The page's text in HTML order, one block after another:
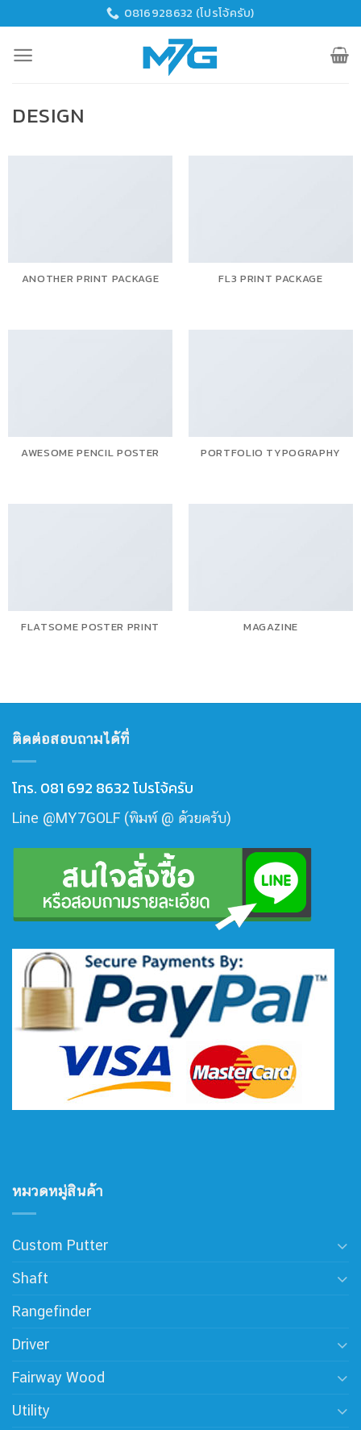
content
0816928632 (โปรโจ้ครับ)
DESIGN
ANOTHER PRINT PACKAGE FL3 PRINT PACKAGE
AWESOME PENCIL POSTER PORTFOLIO TYPOGRAPHY
FLATSOME POSTER PRINT MAGAZINE
ติดต่อสอบถามได้ที่
โทร. 081 692 8632 โปรโจ้ครับ
Line @MY7GOLF (พิมพ์ @ ด้วยครับ)
หมวดหมู่สินค้า
Custom Putter
Shaft
Rangefinder
Driver
Fairway Wood
Utility